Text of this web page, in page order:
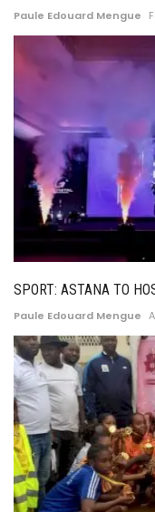
Paule Edouard Mengue
SPORT: ASTANA TO
Paule Edouard Mengue